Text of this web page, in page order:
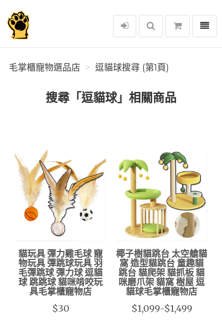
毛掌櫃寵物選品店
選單
毛掌櫃寵物選品店 逗貓球搜尋 (第1頁)
搜尋「逗貓球」相關商品
貓玩具 彈力雞毛球 寵
物玩具 彈跳球玩具 羽
毛彈跳球 彈力球 逗貓
球 跳跳球 貓咪啃咬玩
具毛掌櫃寵物店
$30
椰子樹貓跳台 太空艙貓
窩 造型貓跳台 童趣貓
跳台 貓爬架 貓抓板 貓
咪磨爪架 貓窩 樹屋 逗
貓球毛掌櫃寵物店
$1,099-$1,499